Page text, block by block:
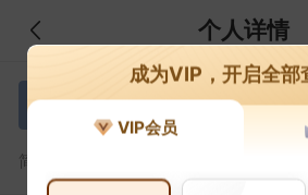
个人详情
陈 陈浩
简介：
成为VIP，开启全部
VIP会员